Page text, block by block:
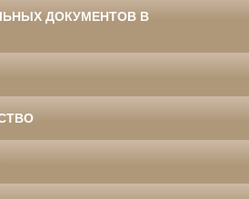
ДОКУМЕНТОВ В